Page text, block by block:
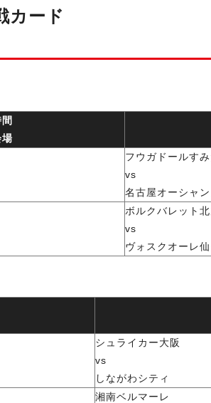
カード
場
フウガドールす
vs
名古屋オーシャ
ボルクバレット北
vs
ヴォスクオーレ仙
シュライカー大阪
vs
しながわシティ
湘南ベルマーレ